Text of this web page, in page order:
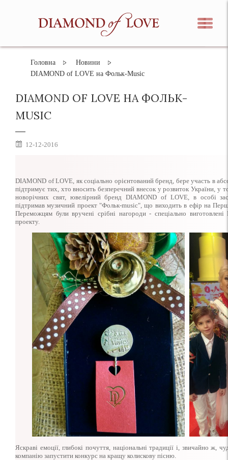
Головна
Новини
DIAMOND of LOVE на Фольк-Music
DIAMOND OF LOVE НА ФОЛЬК-
MUSIC
12-12-2016
DIAMOND of LOVE, як соціально орієнтований бренд, бере участь в
підтримує тих, хто вносить безперечний внесок у розвиток України, у
новорічних свят, ювелірний бренд DIAMOND of LOVE, в особі
підтримав музичний проект "Фольк-music", що виходить в ефір на
Переможцям були вручені срібні нагороди - спеціально
проекту.
Яскраві емоції, глибокі почуття, національні традиції і, звичайно ж,
компанію запустити конкурс на кращу колискову пісню.